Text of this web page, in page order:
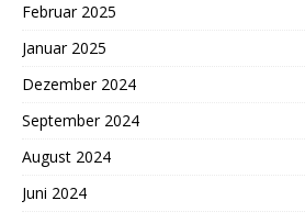
Februar 2025
Januar 2025
Dezember 2024
September 2024
August 2024
Juni 2024